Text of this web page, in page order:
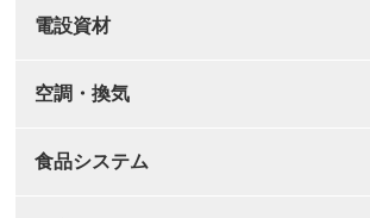
電設資材
空調・換気
食品システム